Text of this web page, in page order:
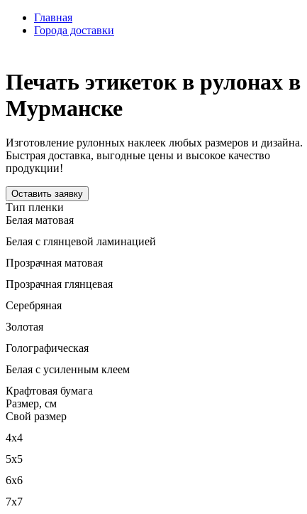
Главная
Города доставки
Печать этикеток в рулонах в
Мурманске
Изготовление рулонных наклеек любых размеров и дизайна.
Быстрая доставка, выгодные цены и высокое качество
продукции!
Оставить заявку
Тип пленки
Белая матовая
Белая с глянцевой ламинацией
Прозрачная матовая
Прозрачная глянцевая
Серебряная
Золотая
Голографическая
Белая с усиленным клеем
Крафтовая бумага
Размер, см
Свой размер
4x4
5x5
6x6
7x7